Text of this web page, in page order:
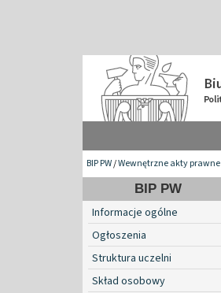
BIP PW/Wewnętrzne akty prawne
BIP PW
Informacje ogólne
Ogłoszenia
Struktura uczelni
Skład osobowy